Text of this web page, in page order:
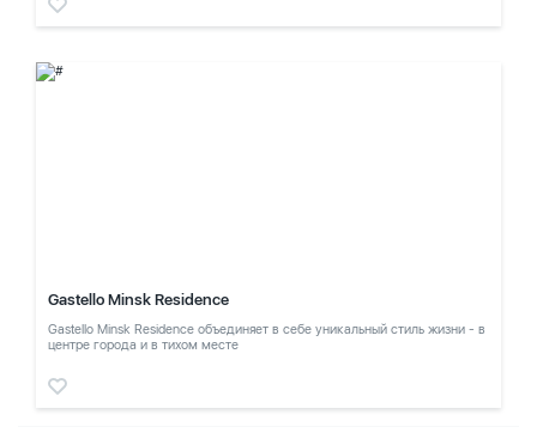
Gastello Minsk Residence
Gastello Minsk Residence объединяет в себе уникальный стиль жизни - в
центре города и в тихом месте